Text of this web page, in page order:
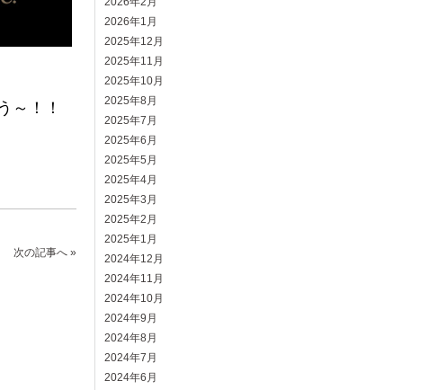
～！！
次の記事へ »
2026年1月
2025年12月
2025年11月
2025年10月
2025年8月
2025年7月
2025年6月
2025年5月
2025年4月
2025年3月
2025年2月
2025年1月
2024年12月
2024年11月
2024年10月
2024年9月
2024年8月
2024年7月
2024年6月